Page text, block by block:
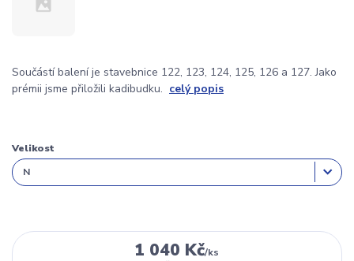
Součástí balení je stavebnice 122, 123, 124, 125, 126 a 127. Jako
prémii jsme přiložili kadibudku. celý popis
Velikost
1 040 Kč/ks